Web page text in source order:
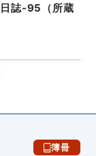
誌-95（所蔵
簿冊